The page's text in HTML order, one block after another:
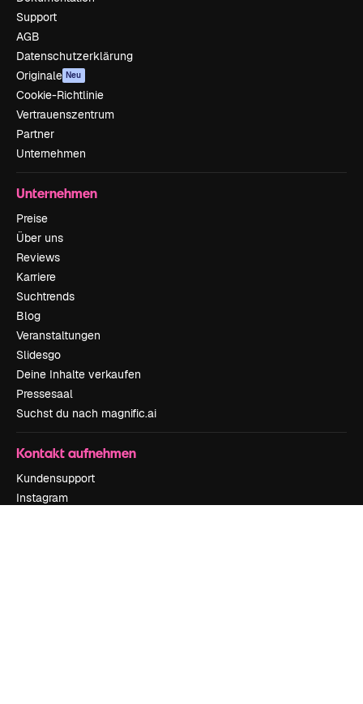
Support
AGB
Datenschutzerklärung
Originale Neu
Cookie-Richtlinie
Vertrauenszentrum
Partner
Unternehmen
Unternehmen
Preise
Über uns
Reviews
Karriere
Suchtrends
Blog
Veranstaltungen
Slidesgo
Deine Inhalte verkaufen
Pressesaal
Suchst du nach magnific.ai
Kontakt aufnehmen
Kundensupport
Instagram